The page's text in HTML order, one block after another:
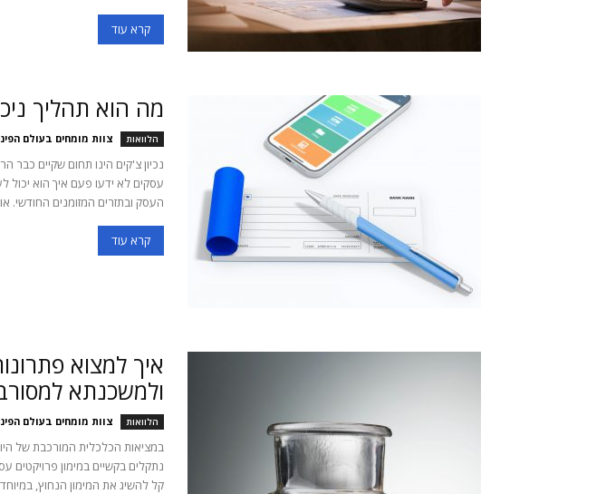
קרא עוד
מה הוא תהליך
הלוואות צוות מומחים בעולם
נכיון צ'קים הינו תחום שקיים
עסקים לא ידעו פעם איך הוא יכול
העסק ובתזרים המזומנים החודשי.
קרא עוד
איך למצוא
ולמשכנתא
הלוואות צוות מומחים בעולם
במציאות הכלכלית המורכבת של
נתקלים בקשיים במימון פרויקטים
קל להשיג את המימון הנחוץ,